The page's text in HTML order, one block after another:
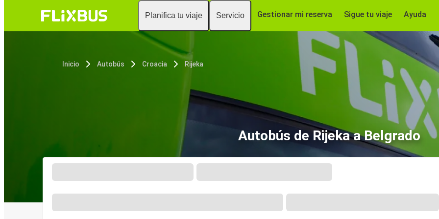
Planifica tu viaje Servicio Gestionar mi reserva Sigue tu viaje Ayuda
Inicio Autobús Croacia Rijeka
Autobús de Rijeka a Belgrado